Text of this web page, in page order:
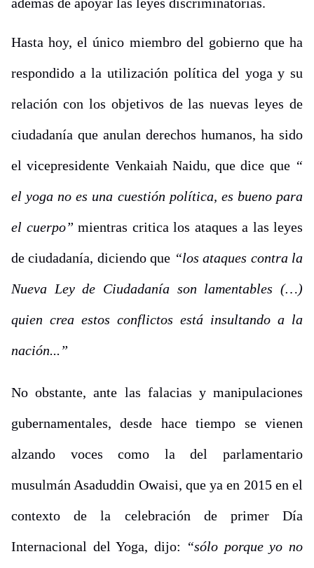
Hasta hoy, el único miembro del gobierno que ha
respondido a la utilización política del yoga y su
relación con los objetivos de las nuevas leyes de
ciudadanía que anulan derechos humanos, ha sido
el vicepresidente Venkaiah Naidu, que dice que “
el yoga no es una cuestión política, es bueno para
el cuerpo” mientras critica los ataques a las leyes
de ciudadanía, diciendo que “los ataques contra la
Nueva Ley de Ciudadanía son lamentables (…)
quien crea estos conflictos está insultando a la
nación...”
No obstante, ante las falacias y manipulaciones
gubernamentales, desde hace tiempo se vienen
alzando voces como la del parlamentario
musulmán Asaduddin Owaisi, que ya en 2015 en el
contexto de la celebración de primer Día
Internacional del Yoga, dijo: “sólo porque yo no